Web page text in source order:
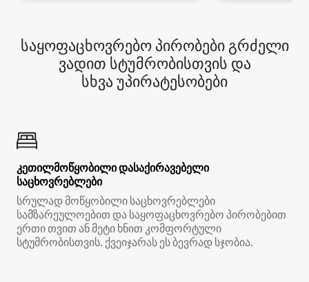
საყოფაცხოვრებო პირობები გრძელი
ვადით სტუმრობისთვის და
სხვა უპირატესობები
კეთილმოწყობილი დასაქირავებელი
საცხოვრებლები
სრულად მოწყობილი საცხოვრებლები
სამზარეულოებით და საყოფაცხოვრებო პირობებით
ერთი თვით ან მეტი ხნით კომფორტული
სტუმრობისთვის. ქვეიჯარას ეს ბევრად სჯობია.